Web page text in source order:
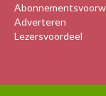
Adverteren
Lezersvoordeel